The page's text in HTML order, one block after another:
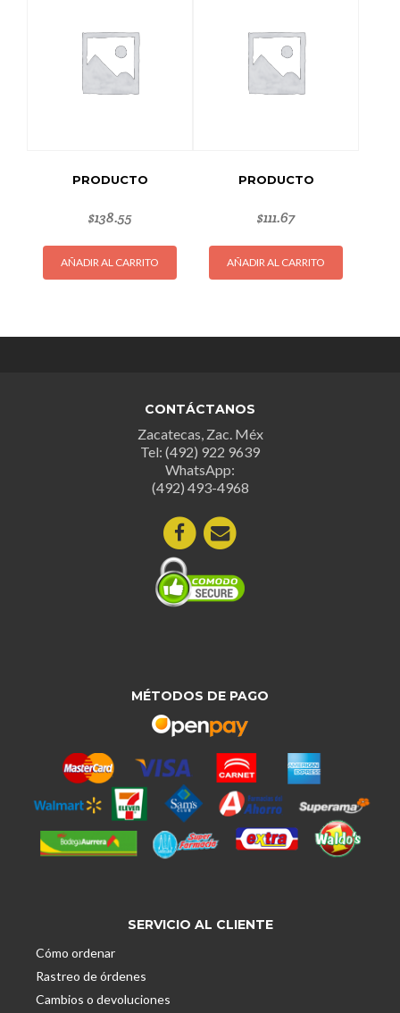
PRODUCTO
$138.55
AÑADIR AL CARRITO
PRODUCTO
$111.67
AÑADIR AL CARRITO
CONTÁCTANOS
Zacatecas, Zac. Méx
Tel: (492) 922 9639
WhatsApp:
(492) 493-4968
MÉTODOS DE PAGO
SERVICIO AL CLIENTE
Cómo ordenar
Rastreo de órdenes
Cambios o devoluciones